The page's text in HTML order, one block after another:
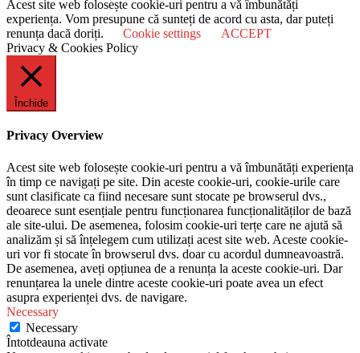
Acest site web folosește cookie-uri pentru a vă îmbunătăți
experiența. Vom presupune că sunteți de acord cu asta, dar puteți
renunța dacă doriți.
Cookie settings
ACCEPT
Privacy & Cookies Policy
Închide
Privacy Overview
Acest site web folosește cookie-uri pentru a vă îmbunătăți experiența
în timp ce navigați pe site. Din aceste cookie-uri, cookie-urile care
sunt clasificate ca fiind necesare sunt stocate pe browserul dvs.,
deoarece sunt esențiale pentru funcționarea funcționalităților de bază
ale site-ului. De asemenea, folosim cookie-uri terțe care ne ajută să
analizăm și să înțelegem cum utilizați acest site web. Aceste cookie-
uri vor fi stocate în browserul dvs. doar cu acordul dumneavoastră.
De asemenea, aveți opțiunea de a renunța la aceste cookie-uri. Dar
renunțarea la unele dintre aceste cookie-uri poate avea un efect
asupra experienței dvs. de navigare.
Necessary
Necessary
Întotdeauna activate